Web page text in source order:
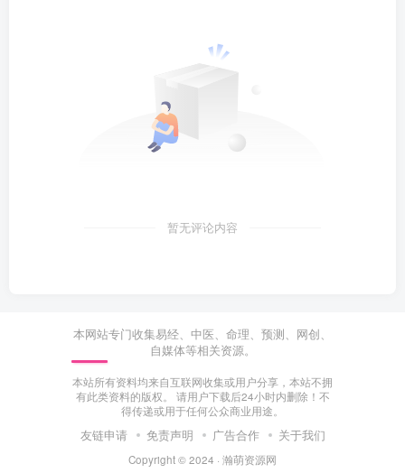
暂无评论内容
本网站专门收集易经、中医、命理、预测、网创、
自媒体等相关资源。
本站所有资料均来自互联网收集或用户分享，本站不拥
有此类资料的版权。 请用户下载后24小时内删除！不
得传递或用于任何公众商业用途。
友链申请 免责声明 广告合作 关于我们
Copyright © 2024 · 瀚萌资源网